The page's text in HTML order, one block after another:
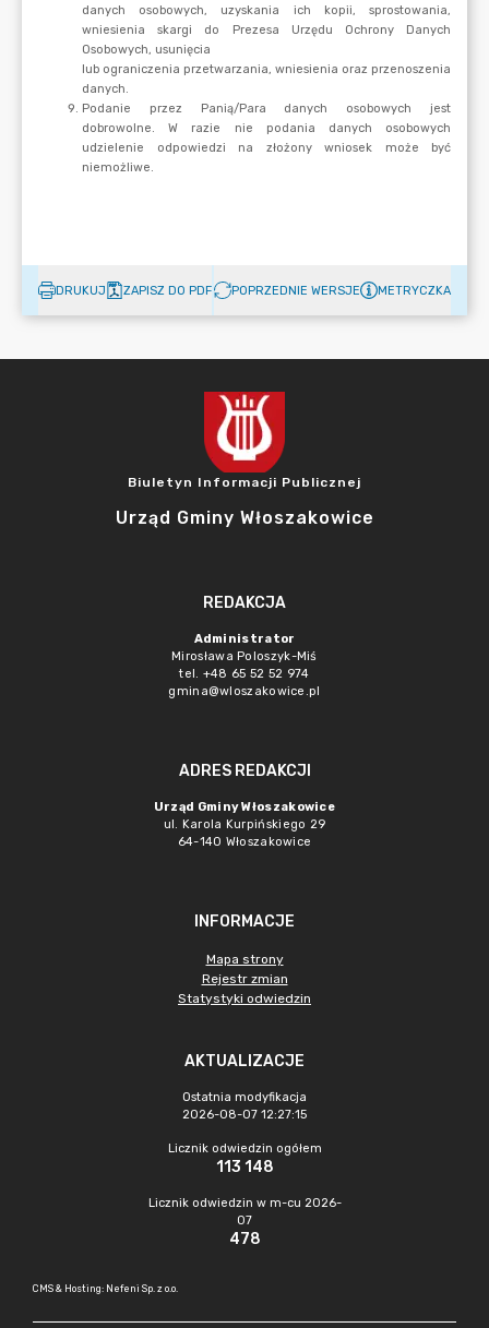
DRUKUJ ZAPISZ DO PDF POPRZEDNIE WERSJE METRYCZKA
Biuletyn Informacji Publicznej
Urząd Gminy Włoszakowice
REDAKCJA
Administrator
Mirosława Poloszyk-Miś
tel. +48 65 52 52 974
gmina@wloszakowice.pl
ADRES REDAKCJI
Urząd Gminy Włoszakowice
ul. Karola Kurpińskiego 29
64-140 Włoszakowice
INFORMACJE
Mapa strony
Rejestr zmian
Statystyki odwiedzin
AKTUALIZACJE
Ostatnia modyfikacja
2026-08-07 12:27:15
Licznik odwiedzin ogółem
113 148
Licznik odwiedzin w m-cu 2026-
07
478
CMS & Hosting: Nefeni Sp. z o.o.